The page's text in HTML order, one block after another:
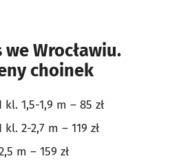
Wrocławiu.
choinek
1,5-1,9 m – 85 zł
2-2,7 m – 119 zł
m – 159 zł